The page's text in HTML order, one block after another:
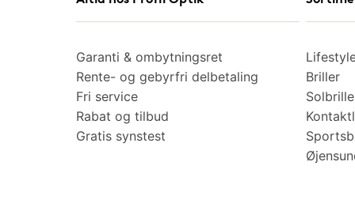
Garanti & ombytningsret
Rente- og gebyrfri delbetaling
Fri service
Rabat og tilbud
Gratis synstest
Briller